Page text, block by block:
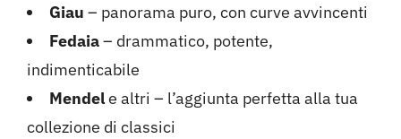
Giau – panorama puro, con curve avvincenti
Fedaia– drammatico, potente,
indimenticabile
Mendele altri – l’aggiunta perfetta alla tua
collezione di classici